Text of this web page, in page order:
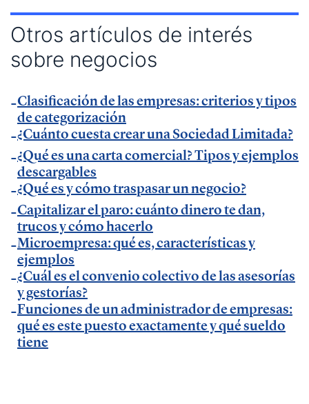
Método Gallardo.
— Entrevista enKFund.
— Entrevista en GestionaRadio.
Marcos De La Cueva en eventos
— Participación como ponente en Accountex
España 2023.
Temáticas de especialización
negocios | startups | contabilidad| fiscalidad |
empresas| asesorías| autonomos | emprendedores
| pequeños negocios | economía | ADE | pymes |
desarrollo de negocio
Otros artículos de interés
sobre negocios
Clasificación de las empresas: criterios y tipos
de categorización
¿Cuánto cuesta crear una Sociedad Limitada?
¿Qué es una carta comercial? Tipos y ejemplos
descargables
¿Qué es y cómo traspasar un negocio?
Capitalizar el paro: cuánto dinero te dan,
trucos y cómo hacerlo
Microempresa: qué es, características y
ejemplos
¿Cuál es el convenio colectivo de las asesorías
y gestorías?
Funciones de un administrador de empresas:
qué es este puesto exactamente y qué sueldo
tiene